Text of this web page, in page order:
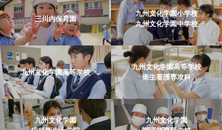
三川内保育園
九州文化学園小学校
九州文化学園中学校
九州文化学園高等学校
九州文化学園高等学校
衛生看護専攻科
九州文化学園
九州文化学園